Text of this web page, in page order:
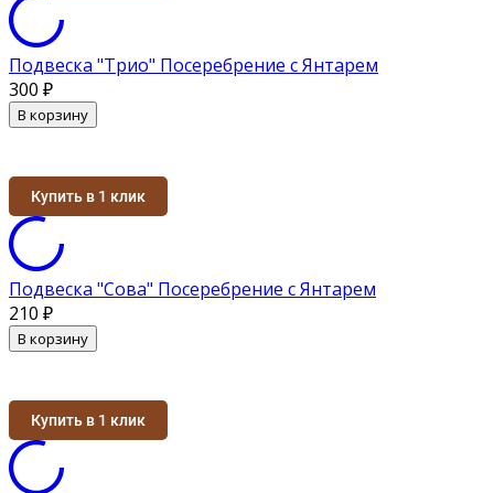
Подвеска "Трио" Посеребрение с Янтарем
300 ₽
В корзину
Купить в 1 клик
Подвеска "Сова" Посеребрение с Янтарем
210 ₽
В корзину
Купить в 1 клик